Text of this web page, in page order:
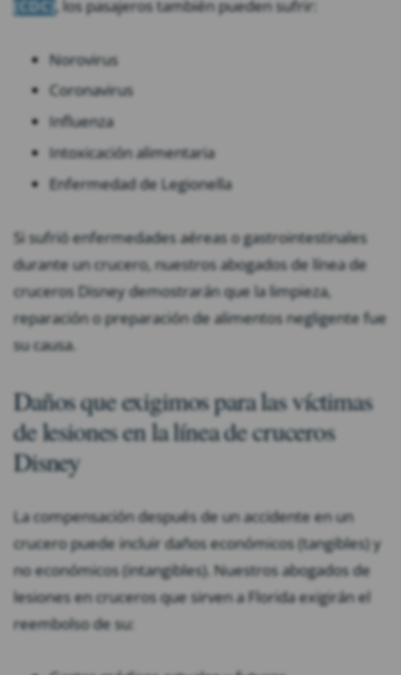
(CDC) , los pasajeros también pueden sufrir:
Norovirus
Coronavirus
Influenza
Intoxicación alimentaria
Enfermedad de Legionella
Si sufrió enfermedades aéreas o gastrointestinales
durante un crucero, nuestros abogados de línea de
cruceros Disney demostrarán que la limpieza,
reparación o preparación de alimentos negligente fue
su causa.
Daños que exigimos para las víctimas
de lesiones en la línea de cruceros
Disney
La compensación después de un accidente en un
crucero puede incluir daños económicos (tangibles) y
no económicos (intangibles). Nuestros abogados de
lesiones en cruceros que sirven a Florida exigirán el
reembolso de su: